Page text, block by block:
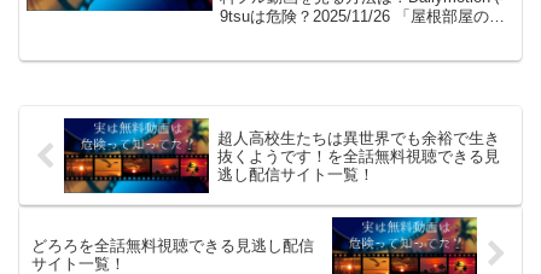
9tsuは危険？2025/11/26 「屋根部屋のプ
超人高校生たちは異世界でも余裕で生き
抜くようです！を全話無料視聴できる見
逃し配信サイト一覧！
どろろを全話無料視聴できる見逃し配信
サイト一覧！